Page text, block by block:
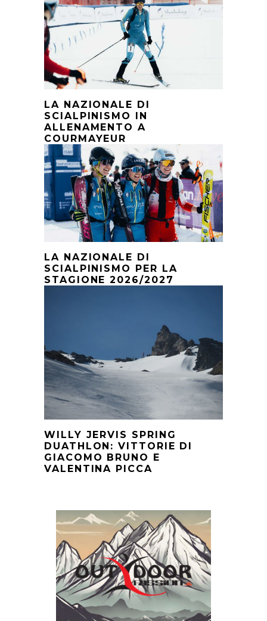
LA NAZIONALE DI
SCIALPINISMO IN
ALLENAMENTO A
COURMAYEUR
LA NAZIONALE DI
SCIALPINISMO PER LA
STAGIONE 2026/2027
WILLY JERVIS SPRING
DUATHLON: VITTORIE DI
GIACOMO BRUNO E
VALENTINA PICCA